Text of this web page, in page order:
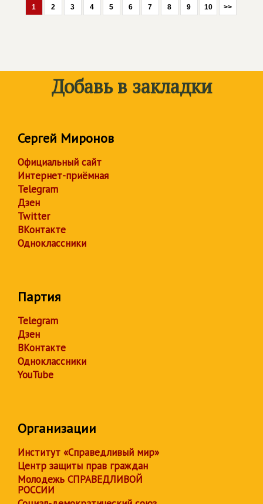
1 2 3 4 5 6 7 8 9 10 >>
Добавь в закладки
Сергей Миронов
Официальный сайт
Интернет-приёмная
Telegram
Дзен
Twitter
ВКонтакте
Одноклассники
Партия
Telegram
Дзен
ВКонтакте
Одноклассники
YouTube
Организации
Институт «Справедливый мир»
Центр защиты прав граждан
Молодежь СПРАВЕДЛИВОЙ
РОССИИ